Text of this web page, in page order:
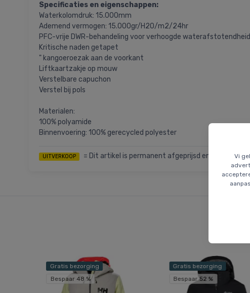
Vi
Specificaties en eigenschappen:
Waterkolomdruk: 15.000mm
Ademend vermogen: 15.000gr/H2O/m2/24hr
PFC-vrije DWR-behandeling voor verhoogde waterafstotendheid
Kritische naden getapet
" kangoeroezak aan de voorkant
Liftkaartzakje op mouw
Verstelbare capuchon
Verstel bij pols
Materialen:
100% polyamide
Binnenvoering: 100% gerecycled polyester
UITVERKOOP = Dit artikel is permanent afgeprijsd en we krijgen
Gratis bezorging
Bespaar 48 %
Gratis bezorging
Bespaar 52 %